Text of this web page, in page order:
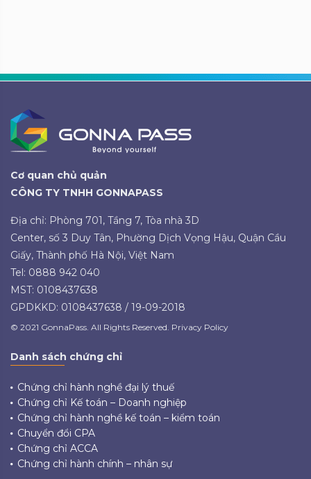
Cơ quan chủ quản
CÔNG TY TNHH GONNAPASS
Địa chỉ: Phòng 701, Tầng 7, Tòa nhà 3D
Center, số 3 Duy Tân, Phường Dịch Vọng Hậu, Quận Cầu
Giấy, Thành phố Hà Nội, Việt Nam
Tel: 0888 942 040
MST: 0108437638
GPDKKD: 0108437638 / 19-09-2018
© 2021 GonnaPass. All Rights Reserved. Privacy Policy
Danh sách chứng chỉ
Chứng chỉ hành nghề đại lý thuế
Chứng chỉ Kế toán – Doanh nghiệp
Chứng chỉ hành nghề kế toán – kiểm toán
Chuyển đổi CPA
Chứng chỉ ACCA
Chứng chỉ hành chính – nhân sự